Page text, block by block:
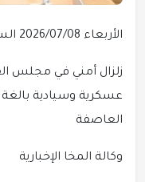
الأربعاء 2026/07/08 الساعة 11:13 م | وكالة المخا الإخبارية
زلزال أمني في مجلس
عسكرية وسيادية
العاصفة
وكالة المخا الإخبارية